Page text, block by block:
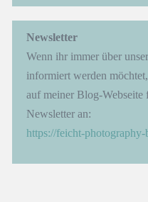
Newsletter
Wenn ihr immer über
informiert werden
auf meiner Blog-Webseite
Newsletter an:
https://feicht-